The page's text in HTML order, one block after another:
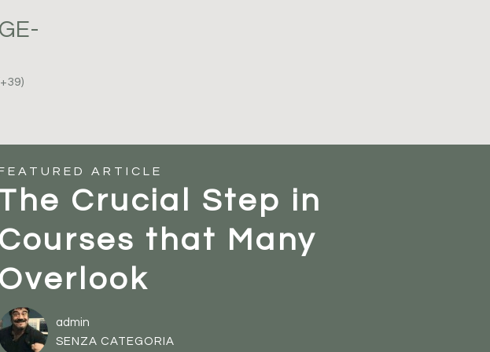
ARTICLE
Crucial Step in
Courses that Many
Overlook
admin
SENZA CATEGORIA